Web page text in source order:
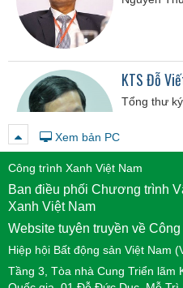
KTS Đỗ
Tổng thư
Ông
Chủ tịch
Xem bản PC
Công trình Xanh Việt Nam
Ban điều phối Chương trình
Xanh Việt Nam
Website tuyên truyền về
Hiệp hội Bất động sản Việt Nam
Tầng 3, Tòa nhà Cung Triển lãm